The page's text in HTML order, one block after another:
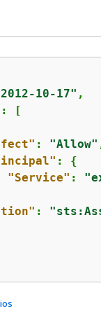
10-17" ,
: [
: "Allow"
: {
"Service" :
: